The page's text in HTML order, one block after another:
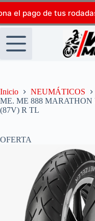
el pago de tus
Inicio
NEUMÁTICOS
ME. ME 888 MARATHON
(87V) R TL
OFERTA